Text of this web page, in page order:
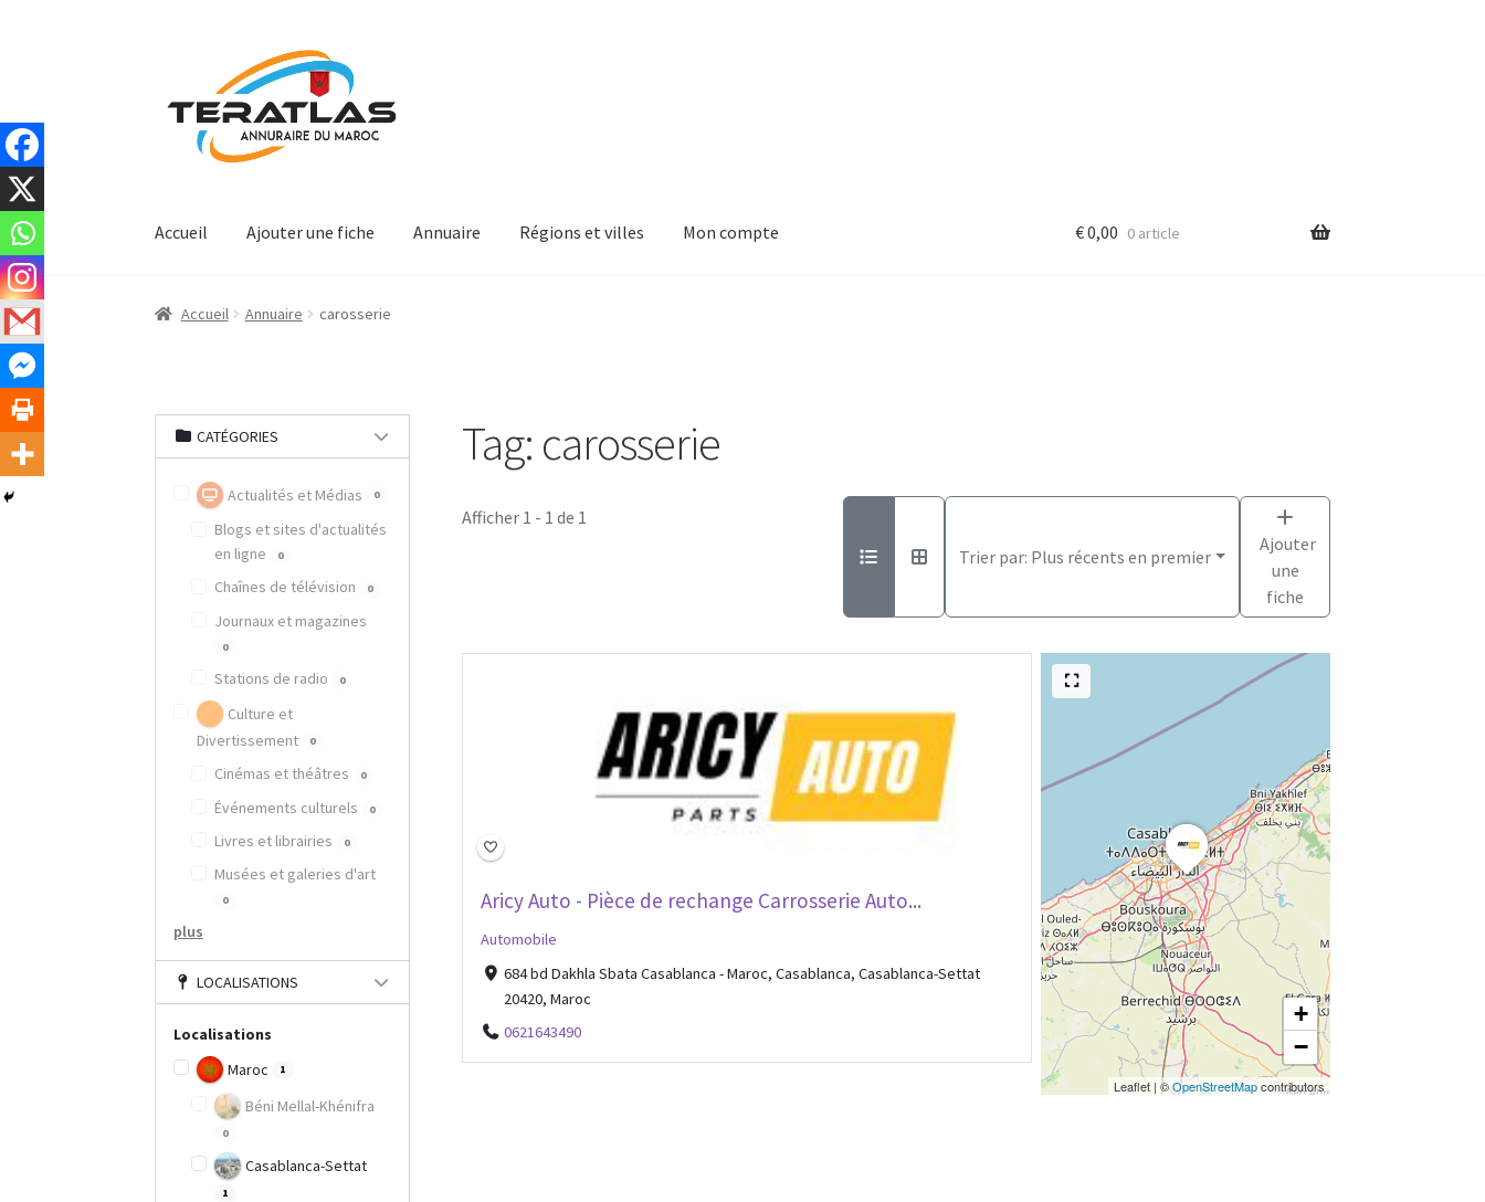
la
navigation
contenu
Accueil Ajouter une fiche Annuaire Régions et villes Mon compte €0,00 0 article
Accueil Annuaire carosserie
Tag: carosserie
Afficher 1 - 1 de 1
Trier par: Plus récents en premier
Ajouter
une
fiche
Aricy Auto - Pièce de rechange Carrosserie Auto...
Automobile
684 bd Dakhla Sbata Casablanca - Maroc, Casablanca, Casablanca-Settat
20420, Maroc
0621643490
+
−
Leaflet | ©OpenStreetMapcontributors
CATÉGORIES
Actualités et Médias 0
Blogs et sites d'actualités
en ligne
0
Chaînes de télévision 0
Journaux et magazines
0
Stations de radio 0
Culture et
Divertissement
0
Cinémas et théâtres 0
Événements culturels 0
Livres et librairies 0
Musées et galeries d'art
0
plus
LOCALISATIONS
Localisations
Maroc
1
Béni Mellal-Khénifra
0
Casablanca-Settat
1